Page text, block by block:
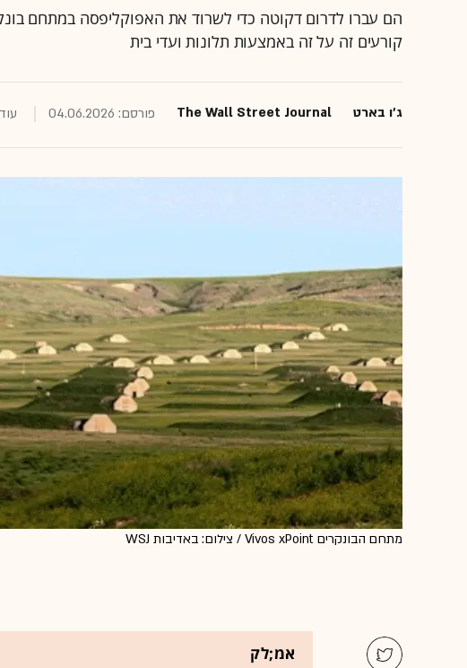
הם עברו לדרום דקוטה כדי לשרוד את האפוקליפסה במתחם
קורעים זה על זה באמצעות תלונות ועדי בית
ג'ו בארט The Wall Street Journal פורסם: 04.06.2026 עודכן:
מתחם הבונקרים Vivos xPoint / צילום: באדיבות WSJ
אמ;לק